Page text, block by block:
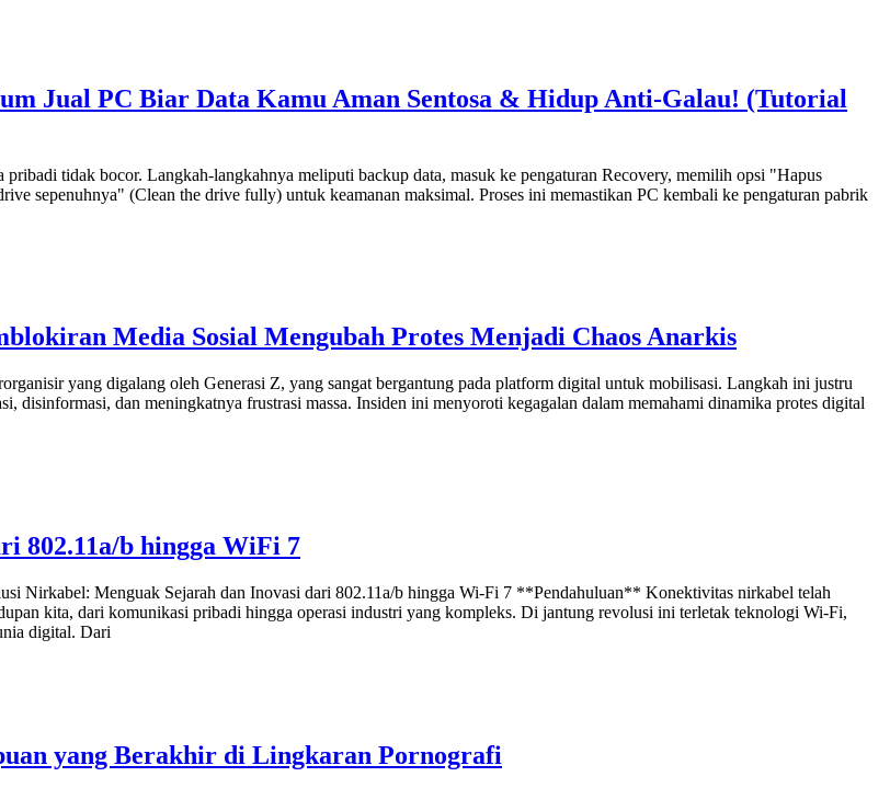
Jual PC Biar Data Kamu Aman Sentosa & Hidup Anti-Galau! (Tutorial
tidak bocor. Langkah-langkahnya meliputi backup data, masuk ke pengaturan Recovery, memilih opsi "Hapus
sepenuhnya" (Clean the drive fully) untuk keamanan maksimal. Proses ini memastikan PC kembali ke pengaturan pabrik
Media Sosial Mengubah Protes Menjadi Chaos Anarkis
yang digalang oleh Generasi Z, yang sangat bergantung pada platform digital untuk mobilisasi. Langkah ini justru
disinformasi, dan meningkatnya frustrasi massa. Insiden ini menyoroti kegagalan dalam memahami dinamika protes digital
802.11a/b hingga WiFi 7
Nirkabel: Menguak Sejarah dan Inovasi dari 802.11a/b hingga Wi-Fi 7 **Pendahuluan** Konektivitas nirkabel telah
kita, dari komunikasi pribadi hingga operasi industri yang kompleks. Di jantung revolusi ini terletak teknologi Wi-Fi,
digital. Dari
yang Berakhir di Lingkaran Pornografi